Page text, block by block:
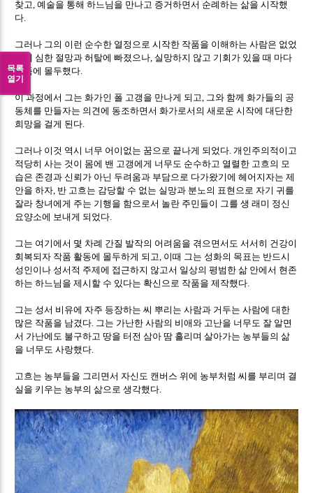
찾고 ,예술을 통해 하느님을 만나고 증거하면서 순례하는 삶을 시작했
다
그러나 그의 이런 순수한 열정으로 시작한 작품을 이해하는 사람은 없었
기에 심한 절망과 허탈에 빠졌으나 실망하지 않고 기회가 있을 때 마다
작품에 몰두했다
이 과정에서 그는 화가인 폴 고갱을 만나게 되고 그와 함께 화가들의 공
동체를 만들자는 의견에 동조하면서 화가로서의 새로운 시작에 대단한
희망을 걸게 된다
그러나 이것 역시 너무 어이없는 꿈으로 끝나게 되었다 개인주의적이고
적당히 사는 것이 몸에 밴 고갱에게 너무도 순수하고 열렬한 고흐의 모
습은 존경과 신뢰가 아닌 두려움과 부담으로 다가왔기에 헤어지자는 제
안을 하자 반 고흐는 감당할 수 없는 실망과 분노의 표현으로 자기 귀를
잘라 창녀에게 주는 기행을 함으로서 놀란 주민들이 그를 생 래미 정신
요양소에 보내게 되었다
그는 여기에서 몇 차례 간질 발작의 어려움을 겪으면서도 서서히 건강이
회복되자 작품 활동에 몰두하게 되고 이때 그는 성화의 목표는 반드시
성인이나 성서적 주제에 접근하지 않고서 일상의 평범한 삶 안에서 현존
하는 하느님을 제시할 수 있다는 확신으로 작품을 제작했다
그는 성서 비유에 자주 등장하는 씨 뿌리는 사람과 거두는 사람에 대한
많은 작품을 남겼다 그는 가난한 사람의 비애와 고난을 너무도 잘 알면
서 가난에도 불구하고 땅을 터전 삼아 땀 흘리며 살아가는 농부들의 삶
을 너무도 사랑했다
고흐는 농부들을 그리면서 자신도 캔버스 위에 농부처럼 씨를 부리며 결
실을 키우는 농부의 삶으로 생각했다
목록
열기